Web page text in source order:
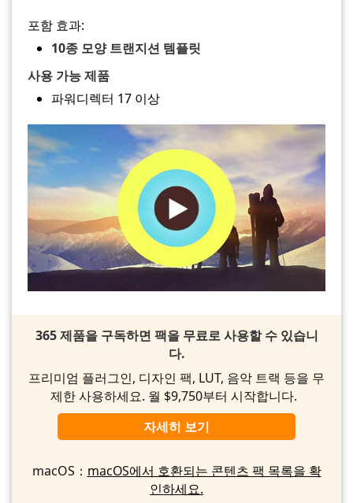
포함 효과:
10종 모양 트랜지션 템플릿
사용 가능 제품
파워디렉터 17 이상
365 제품을 구독하면 팩을 무료로 사용할 수 있습니
다.
프리미엄 플러그인, 디자인 팩, LUT, 음악 트랙 등을 무
제한 사용하세요. 월 $9,750부터 시작합니다.
자세히 보기
macOS： macOS에서 호환되는 콘텐츠 팩 목록을 확
인하세요.